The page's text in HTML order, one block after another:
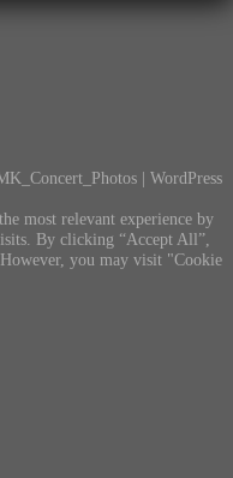
| WordPress
most relevant experience by
By clicking “Accept All”,
you may visit "Cookie